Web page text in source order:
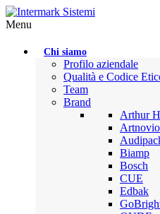
Menu
Chi siamo
Profilo aziendale
Qualità e Codice
Team
Brand
Arthur
Biamp
Bosch
CUE
Edbak